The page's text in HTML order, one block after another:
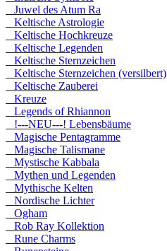
Juwel des Atum Ra
Keltische Astrologie
Keltische Hochkreuze
Keltische Legenden
Keltische Sternzeichen
Keltische Sternzeichen (versilbert)
Keltische Zauberei
Kreuze
Legends of Rhiannon
!---NEU---! Lebensbäume
Magische Pentagramme
Magische Talismane
Mystische Kabbala
Mythen und Legenden
Mythische Kelten
Nordische Lichter
Ogham
Rob Ray Kollektion
Rune Charms